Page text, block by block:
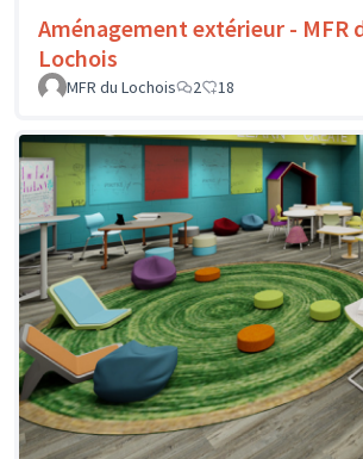
Aménagement extérieur - MFR
Lochois
MFR du Lochois
2 18